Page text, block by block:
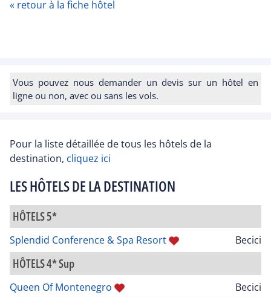
« retour à la fiche hôtel
Vous pouvez nous demander un devis sur un hôtel en
ligne ou non, avec ou sans les vols.
Pour la liste détaillée de tous les hôtels de la
destination, cliquez ici
LES HÔTELS DE LA DESTINATION
HÔTELS 5*
Splendid Conference & Spa Resort Becici
HÔTELS 4* Sup
Queen Of Montenegro Becici